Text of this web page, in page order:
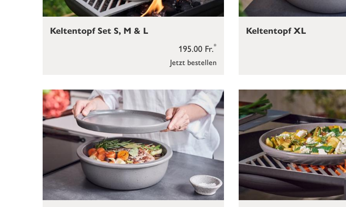
Jetzt bestellen
195.00 Fr.*
Keltentopf Set S, M & L Keltentopf XL